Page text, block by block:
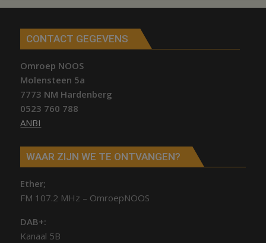
CONTACT GEGEVENS
Omroep NOOS
Molensteen 5a
7773 NM Hardenberg
0523 760 788
ANBI
WAAR ZIJN WE TE ONTVANGEN?
Ether;
FM 107.2 MHz – OmroepNOOS
DAB+:
Kanaal 5B